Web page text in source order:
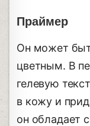
Праймер
Он может
цветным. В
гелевую
в кожу и
он обладает